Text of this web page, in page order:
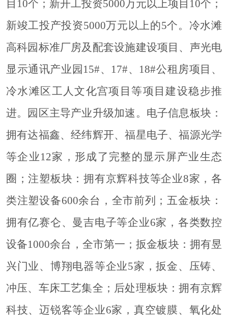
目 10个；新开工投资5000万元以上项目10个；
新竣工投产投资5000万元以上的5个。冷水滩
高科园标准厂房及配套设施建设项目 、声光电
显示通讯产业园 15#、17#、18#公租房项目、
冷水滩区工人文化宫项目等项目建设稳步推
进。园区主导产业升级加速。电子信息板块：
拥有达福鑫、经纬辉开、福星电子、福源光学
等企业12家，形成了完整的显示屏产业生态
圈；注塑板块：拥有京辉科技等企业8家，各
类注塑设备600余台，全市前列；五金板块：
拥有亿赛仑、曼吉电子等企业6家，各类数控
设备1000余台，全市第一；扳金板块：拥有昱
兴门业、博翔电器等企业5家，扳金、压铸、
冲压、车床工艺集全；后处理板块：拥有京辉
科技、迈锐客等企业6家，真空镀膜、氧化处